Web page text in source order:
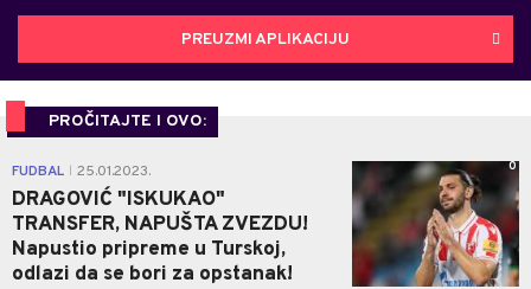
PREUZMI APLIKACIJU
PROČITAJTE I OVO:
FUDBAL 25.01.2023.
DRAGOVIĆ "ISKUKAO"
TRANSFER, NAPUŠTA ZVEZDU!
Napustio pripreme u Turskoj,
odlazi da se bori za opstanak!
0